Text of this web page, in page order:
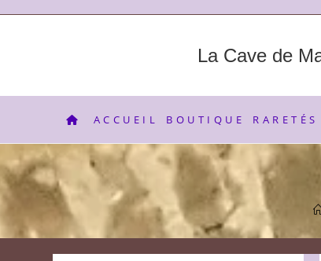
La Cave de
ACCUEIL BOUTIQUE RARETÉS